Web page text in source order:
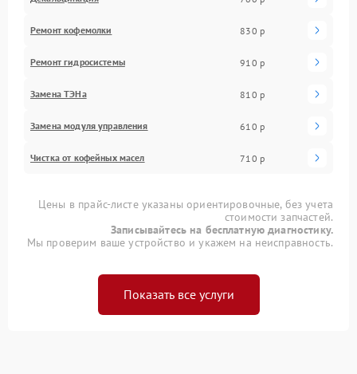
Ремонт кофемолки 830 р
Ремонт гидросистемы 910 р
Замена ТЭНа 810 р
Замена модуля управления 610 р
Чистка от кофейных масел 710 р
Цены в прайс-листе указаны ориентировочные, без учета
стоимости запчастей.
Записывайтесь на бесплатную диагностику.
Мы проверим ваше устройство и укажем на неисправность.
Показать все услуги